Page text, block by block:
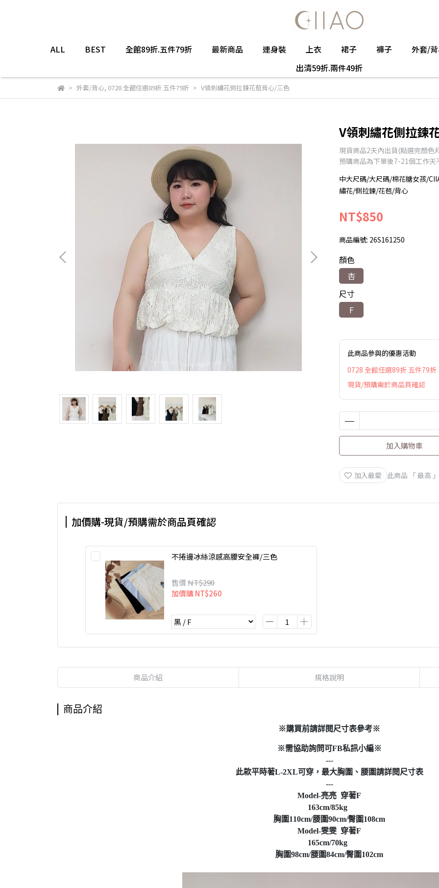
ALL BEST 全館89折.五件79折 最新商品 連身裝 上衣 裙子 褲子
外套/
出清59折.兩件49折
外套/背心, 0728 全館任選89折 五件79折 V領刺繡花側拉鍊花苞背心/三色
V領刺繡花側拉鍊
現貨商品2天內出貨(點選完顏色
預購商品為下單後7-21個工作
中大尺碼/大尺碼/棉花糖女孩/
繡花/側拉鍊/花苞/背心
NT$850
商品編號: 26S161250
顏色
杏
尺寸
F
此商品參與的優惠活動
0728 全館任選89折 五件79折
現貨/預購需於商品頁確認
加入購物車
加入最愛 此商品 「 最高
加價購-現貨/預購需於商品頁確認
不捲邊冰絲涼感高腰安全褲/三色
售價NT$290
加價購NT$260
商品介紹 規格說明
商品介紹
※購買前請詳閱尺寸表參考※
※需協助詢問可FB私訊小編※
---
此款平時著L-2XL可穿，最大胸圍、腰圍請詳閱尺寸表
---
Model-亮亮 穿著F
163cm/85kg
胸圍110cm/腰圍90cm/臀圍108cm
Model-雯雯 穿著F
165cm/70kg
胸圍98cm/腰圍84cm/臀圍102cm